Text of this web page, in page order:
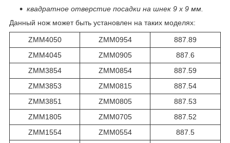
квадратное отверстие посадки на шнек 9 x 9 мм.
Данный нож может быть установлен на таких моделях:
ZMM4050 ZMM0954
887.89
ZMM4045
ZMM0905
887.6
ZMM3854
ZMM0854
887.59
ZMM3853
ZMM0815
887.54
ZMM3851
ZMM0805
887.53
ZMM1805
ZMM0705
887.52
ZMM1554
ZMM0554
887.5